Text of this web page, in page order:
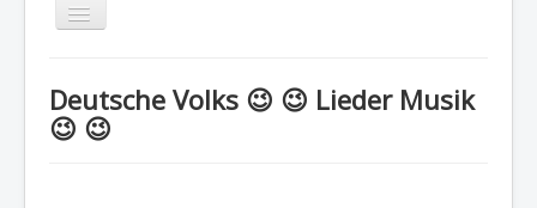
Navigation
an/aus
H A U P T M E N Ü
Deutsche Volks 😉 😉 Lieder Musik
😉 😉